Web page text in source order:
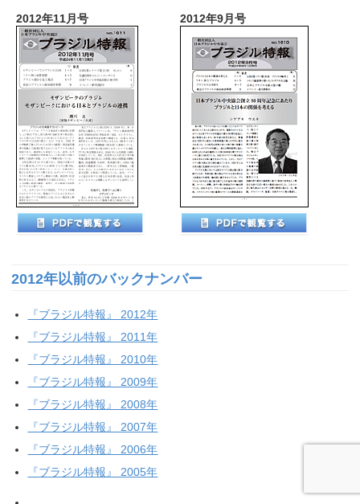
2012年11月号 2012年9月号
2012年以前のバックナンバー
『ブラジル特報』 2012年
『ブラジル特報』 2011年
『ブラジル特報』 2010年
『ブラジル特報』 2009年
『ブラジル特報』 2008年
『ブラジル特報』 2007年
『ブラジル特報』 2006年
『ブラジル特報』 2005年